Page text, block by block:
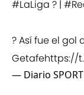
#LaLiga ? |
? Así fue el gol
Getafehttps://
— Diario